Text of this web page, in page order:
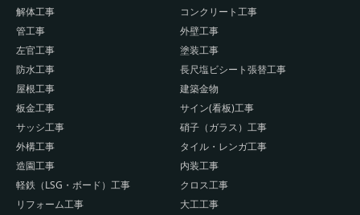
解体工事
コンクリート工事
管工事
外壁工事
左官工事
塗装工事
防水工事
長尺塩ビシート張替工事
屋根工事
建築金物
板金工事
サイン(看板)工事
サッシ工事
硝子（ガラス）工事
外構工事
タイル・レンガ工事
造園工事
内装工事
軽鉄（LSG・ボード）工事
クロス工事
リフォーム工事
大工工事